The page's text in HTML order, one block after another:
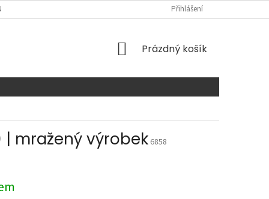
Přihlášení
NÁKUPNÍ
Prázdný košík
mražený výrobek 6858